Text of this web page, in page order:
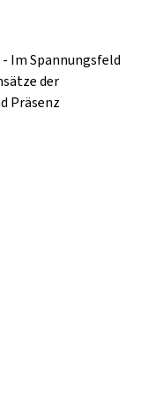
- Im Spannungsfeld
der
Präsenz